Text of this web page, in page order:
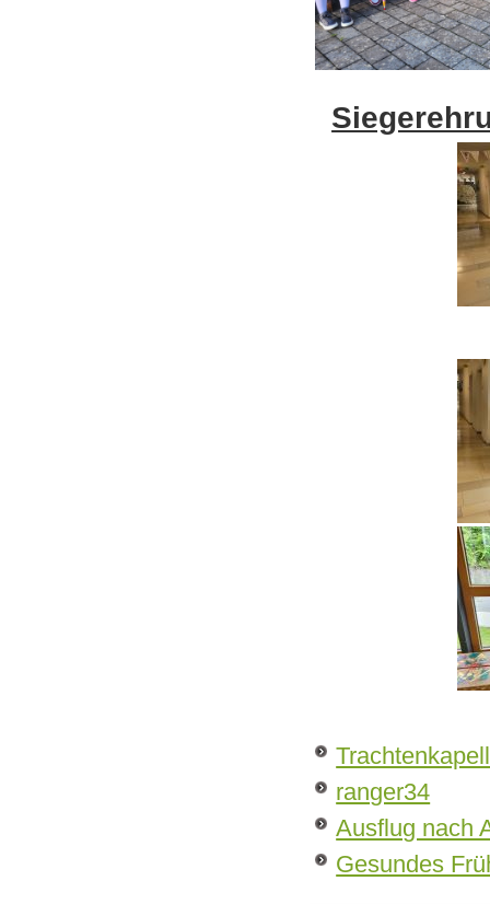
ranger34
Ausflug nach
Gesundes